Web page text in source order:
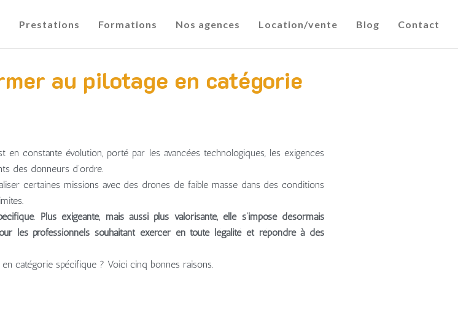
Prestations Formations Nos agences Location/vente Blog Contact
au pilotage en catégorie
constante évolution, porté par les avancées technologiques, les exigences
des donneurs d’ordre.
certaines missions avec des drones de faible masse dans des conditions
. Plus exigeante, mais aussi plus valorisante, elle s’impose désormais
les professionnels souhaitant exercer en toute légalité et répondre à des
catégorie spécifique ? Voici cinq bonnes raisons.